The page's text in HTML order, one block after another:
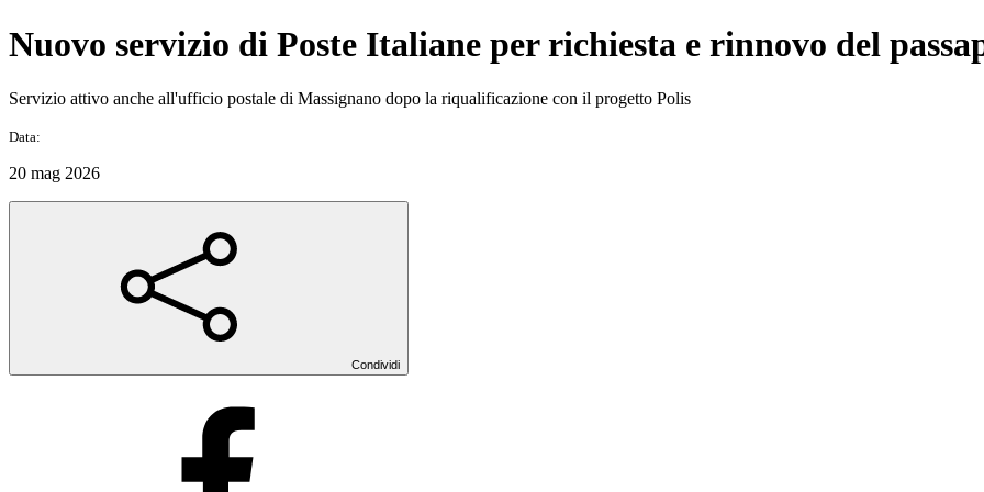
Nuovo servizio di Poste Italiane per richiesta e rinnovo del
Servizio attivo anche all'ufficio postale di Massignano dopo la riqualificazione con il progetto Polis
Data:
20 mag 2026
Condividi